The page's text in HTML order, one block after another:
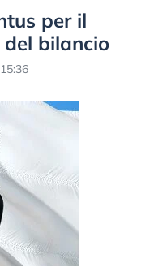
per il
del bilancio